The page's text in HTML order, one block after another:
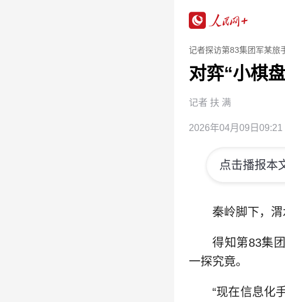
记者探访第83集团军某
对弈“小棋
记者 扶 满
2026年04月09日09:21
点击播报本
秦岭脚下，渭
得知第83集
一探究竟。
“现在信息化